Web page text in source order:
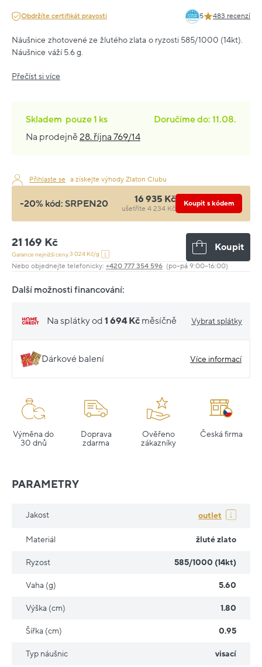
Obdržíte certifikát pravosti 5 483 recenzí
Náušnice zhotovené ze žlutého zlata o ryzosti 585/1000 (14kt).
Náušnice váží 5.6 g.
Přečíst si více
Skladem pouze1 ks
Doručíme do: 11.08.
Na prodejně28. října 769/14
Přihlaste se a získejte výhody Zlaton Clubu
-20% kód: SRPEN20 16 935 Kč
ušetříte 4 234 Kč
Koupit s kódem
21 169 Kč
Garance nejnižší ceny:3 024 Kč/g
Koupit
Nebo objednejte telefonicky: +420 777 354 596 (po–pá 9:00–16:00)
Další možnosti financování:
Na splátky od 1 694 Kč měsíčně Vybrat splátky
Dárkové balení Více informací
Výměna do
30 dnů
Doprava
zdarma
Ověřeno
zákazníky
Česká firma
PARAMETRY
Jakost outlet
Materiál žluté zlato
Ryzost 585/1000 (14kt)
Vaha (g) 5.60
Výška (cm) 1.80
Šířka (cm) 0.95
Typ náušnic visací